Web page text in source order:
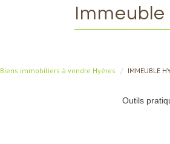
Biens immobiliers à vendre Hyères IMMEUBLE
Outils